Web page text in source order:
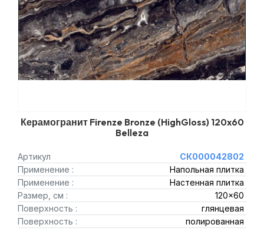
Керамогранит Firenze Bronze (HighGloss) 120x60
Belleza
Артикул
СК000042802
Применение :
Напольная плитка
Применение :
Настенная плитка
Размер, см :
120x60
Поверхность :
глянцевая
Поверхность :
полированная